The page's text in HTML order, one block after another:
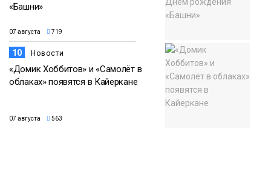
«Башни»
07 августа 719
10 Новости
«Домик Хоббитов» и «Самолёт в
облаках» появятся в Кайеркане
07 августа 563